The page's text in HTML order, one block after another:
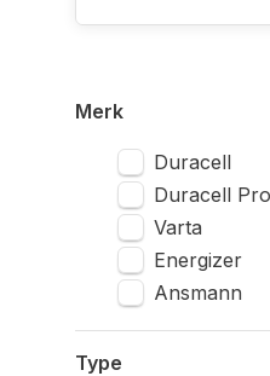
Merk
Duracell
Duracell
Varta
Energizer
Ansmann
Type